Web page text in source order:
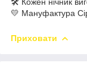
💛 Мануфактура
Приховати